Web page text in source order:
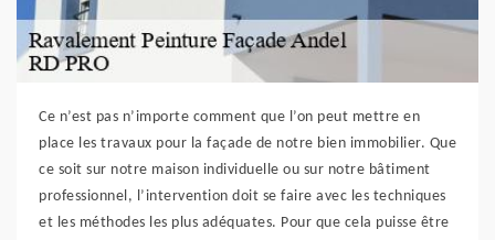
Ce n’est pas n’importe comment que l’on peut mettre en
place les travaux pour la façade de notre bien immobilier. Que
ce soit sur notre maison individuelle ou sur notre bâtiment
professionnel, l’intervention doit se faire avec les techniques
et les méthodes les plus adéquates. Pour que cela puisse être